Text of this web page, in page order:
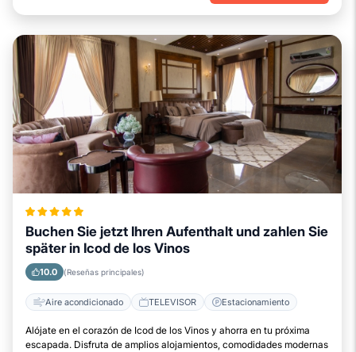
Buchen Sie jetzt Ihren Aufenthalt und zahlen Sie
später in Icod de los Vinos
10.0 (Reseñas principales)
Aire acondicionado TELEVISOR Estacionamiento
Alójate en el corazón de Icod de los Vinos y ahorra en tu próxima
escapada. Disfruta de amplios alojamientos, comodidades modernas